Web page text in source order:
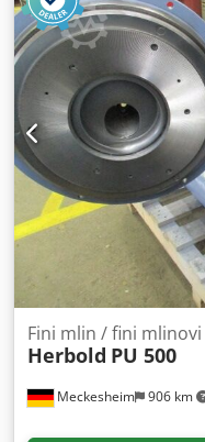
Meckesheim 906 km
Fini mlin / fini
Herbold PU 500